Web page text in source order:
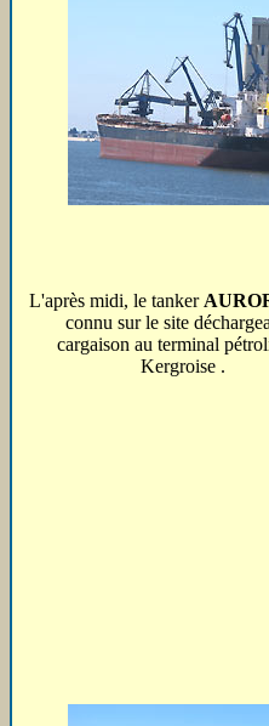
L'après midi, le tanker
connu sur le site
cargaison au terminal
Kergroise .